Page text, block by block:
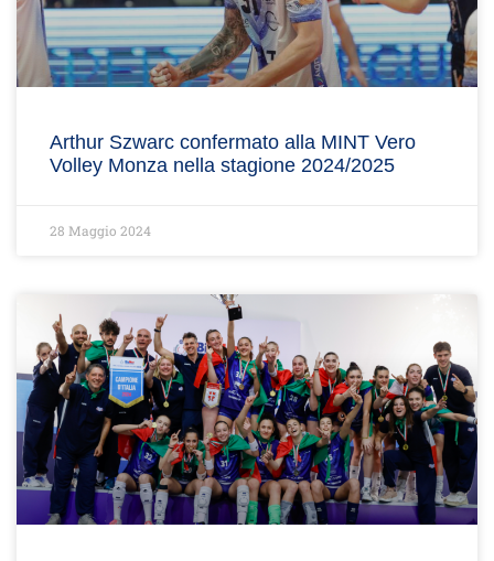
Arthur Szwarc confermato alla MINT Vero
Volley Monza nella stagione 2024/2025
28 Maggio 2024